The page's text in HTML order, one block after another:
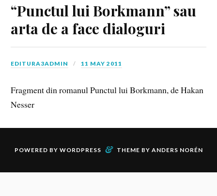
“Punctul lui Borkmann” sau
arta de a face dialoguri
EDITURA3ADMIN 11 MAY 2011
Fragment din romanul Punctul lui Borkmann, de Hakan
Nesser
POWERED BY WORDPRESS & THEME BY ANDERS NORÉN